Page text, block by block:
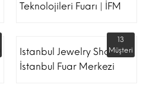
Teknolojileri Fuarı | İFM
Istanbul Jewelry Show |
İstanbul Fuar Merkezi
13
Müşteri